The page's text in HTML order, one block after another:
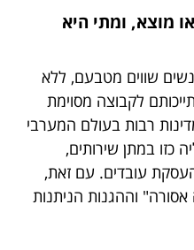
מוצא, ומתי היא
שווים מטבעם, ללא
לקבוצה מסוימת
רבות בעולם המערבי
כזו במתן שירותים,
עובדים. עם זאת,
וההגנות הניתנות